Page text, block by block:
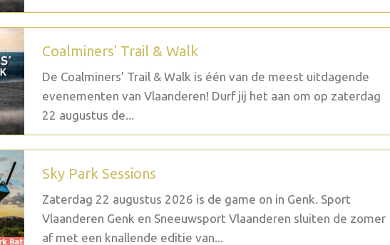
Coalminers' Trail & Walk
De Coalminers’ Trail & Walk is één van de meest uitdagende
evenementen van Vlaanderen! Durf jij het aan om op zaterdag
22 augustus de...
Sky Park Sessions
Zaterdag 22 augustus 2026 is de game on in Genk. Sport
Vlaanderen Genk en Sneeuwsport Vlaanderen sluiten de zomer
af met een knallende editie van...